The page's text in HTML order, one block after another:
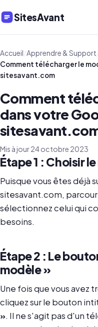
SitesAvant
Accueil/Apprendre & Support/
Comment télécharger le
sitesavant.com
Comment
dans votre
Mis à jour 24 octobre 2023
Étape 1 : Choisir
Puisque vous êtes déjà
sitesavant.com,
sélectionnez celui qui
besoins.
Étape 2 : Le
modèle »
Une fois que vous avez
cliquez sur le bouton
». Il ne s'agit pas d'un